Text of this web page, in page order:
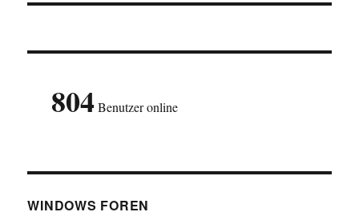
804 Benutzer online
WINDOWS FOREN